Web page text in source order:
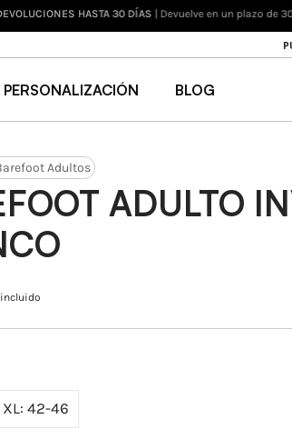
políticas de devoluciones)
PERSONALIZACIÓN BLOG
Adultos
ADULTO
incluido
XL: 42-46